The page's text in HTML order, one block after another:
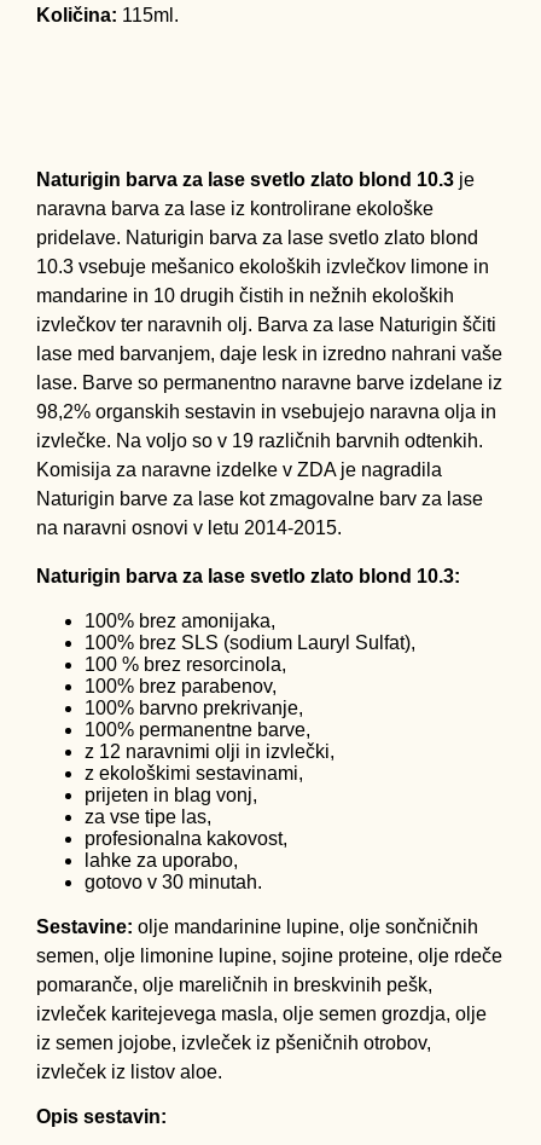
Količina: 115ml.
Naturigin barva za lase svetlo zlato blond 10.3 je
naravna barva za lase iz kontrolirane ekološke
pridelave. Naturigin barva za lase svetlo zlato blond
10.3 vsebuje mešanico ekoloških izvlečkov limone in
mandarine in 10 drugih čistih in nežnih ekoloških
izvlečkov ter naravnih olj. Barva za lase Naturigin ščiti
lase med barvanjem, daje lesk in izredno nahrani vaše
lase. Barve so permanentno naravne barve izdelane iz
98,2% organskih sestavin in vsebujejo naravna olja in
izvlečke. Na voljo so v 19 različnih barvnih odtenkih.
Komisija za naravne izdelke v ZDA je nagradila
Naturigin barve za lase kot zmagovalne barv za lase
na naravni osnovi v letu 2014-2015.
Naturigin barva za lase svetlo zlato blond 10.3:
100% brez amonijaka,
100% brez SLS (sodium Lauryl Sulfat),
100 % brez resorcinola,
100% brez parabenov,
100% barvno prekrivanje,
100% permanentne barve,
z 12 naravnimi olji in izvlečki,
z ekološkimi sestavinami,
prijeten in blag vonj,
za vse tipe las,
profesionalna kakovost,
lahke za uporabo,
gotovo v 30 minutah.
Sestavine: olje mandarinine lupine, olje sončničnih
semen, olje limonine lupine, sojine proteine, olje rdeče
pomaranče, olje mareličnih in breskvinih pešk,
izvleček karitejevega masla, olje semen grozdja, olje
iz semen jojobe, izvleček iz pšeničnih otrobov,
izvleček iz listov aloe.
Opis sestavin: